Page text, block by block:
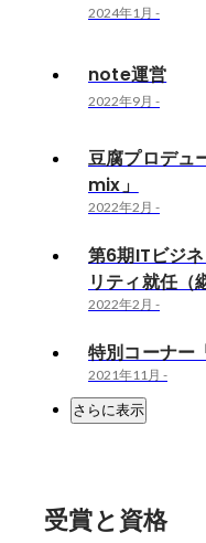
2024年1月 -
note運営
2022年9月 -
豆腐プロデュ
mix」
2022年2月 -
第6期ITビジ
リティ就任（
2022年2月 -
特別コーナー
2021年11月 -
さらに表示
受賞と資格